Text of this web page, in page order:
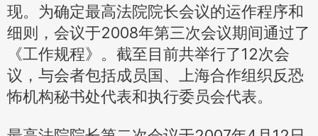
现。为确定最高法院院长会议的运作程序和
细则，会议于2008年第三次会议期间通过了
《工作规程》。截至目前共举行了12次会
议，与会者包括成员国、上海合作组织反恐
怖机构秘书处代表和执行委员会代表。